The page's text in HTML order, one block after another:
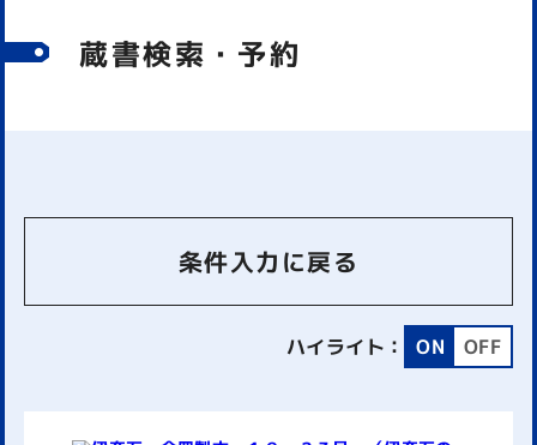
蔵書検索・予約
条件入力に戻る
ハイライト： ON OFF